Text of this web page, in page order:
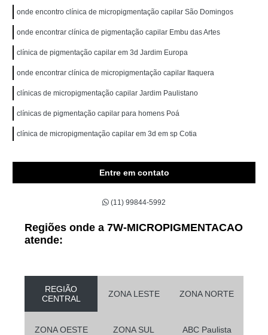
onde encontro clínica de micropigmentação capilar São Domingos
onde encontrar clínica de pigmentação capilar Embu das Artes
clínica de pigmentação capilar em 3d Jardim Europa
onde encontrar clínica de micropigmentação capilar Itaquera
clínicas de micropigmentação capilar Jardim Paulistano
clínicas de pigmentação capilar para homens Poá
clínica de micropigmentação capilar em 3d em sp Cotia
Entre em contato
(11) 99844-5992
Regiões onde a 7W-MICROPIGMENTACAO
atende:
REGIÃO
CENTRAL
ZONA LESTE ZONA NORTE
ZONA OESTE ZONA SUL ABC Paulista